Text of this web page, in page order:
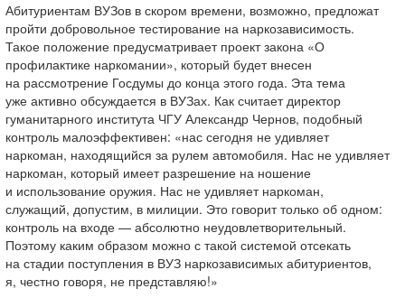
Абитуриентам ВУЗов в скором времени, возможно, предложат
пройти добровольное тестирование на наркозависимость.
Такое положение предусматривает проект закона «О
профилактике наркомании», который будет внесен
на рассмотрение Госдумы до конца этого года. Эта тема
уже активно обсуждается в ВУЗах. Как считает директор
гуманитарного института ЧГУ Александр Чернов, подобный
контроль малоэффективен: «нас сегодня не удивляет
наркоман, находящийся за рулем автомобиля. Нас не удивляет
наркоман, который имеет разрешение на ношение
и использование оружия. Нас не удивляет наркоман,
служащий, допустим, в милиции. Это говорит только об одном:
контроль на входе — абсолютно неудовлетворительный.
Поэтому каким образом можно с такой системой отсекать
на стадии поступления в ВУЗ наркозависимых абитуриентов,
я, честно говоря, не представляю!»